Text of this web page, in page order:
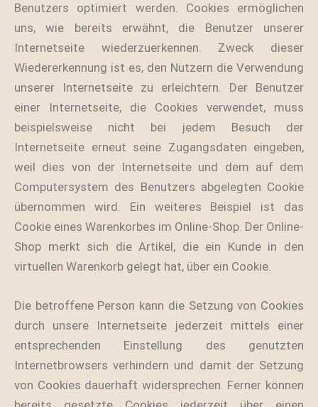
Benutzers optimiert werden. Cookies ermöglichen
uns, wie bereits erwähnt, die Benutzer unserer
Internetseite wiederzuerkennen. Zweck dieser
Wiedererkennung ist es, den Nutzern die Verwendung
unserer Internetseite zu erleichtern. Der Benutzer
einer Internetseite, die Cookies verwendet, muss
beispielsweise nicht bei jedem Besuch der
Internetseite erneut seine Zugangsdaten eingeben,
weil dies von der Internetseite und dem auf dem
Computersystem des Benutzers abgelegten Cookie
übernommen wird. Ein weiteres Beispiel ist das
Cookie eines Warenkorbes im Online-Shop. Der Online-
Shop merkt sich die Artikel, die ein Kunde in den
virtuellen Warenkorb gelegt hat, über ein Cookie.
Die betroffene Person kann die Setzung von Cookies
durch unsere Internetseite jederzeit mittels einer
entsprechenden Einstellung des genutzten
Internetbrowsers verhindern und damit der Setzung
von Cookies dauerhaft widersprechen. Ferner können